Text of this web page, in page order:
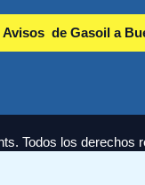
Todos los derechos